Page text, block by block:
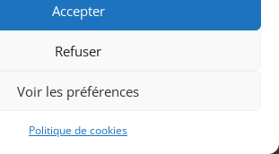
Accepter
Refuser
Voir les préférences
Politique de cookies